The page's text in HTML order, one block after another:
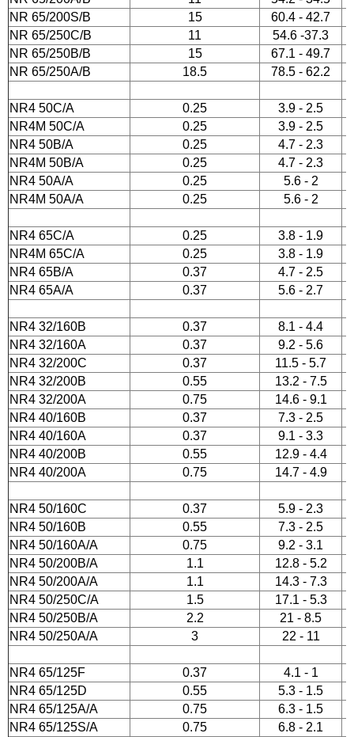
NR 65/200S/B
15
60.4 - 42.7
NR 65/250C/B
11
54.6 -37.3
NR 65/250B/B
15
67.1 - 49.7
NR 65/250A/B
18.5 78.5 - 62.2
NR4 50C/A 0.25
3.9 - 2.5
NR4M 50C/A
0.25
3.9 - 2.5
NR4 50B/A
0.25
4.7 - 2.3
NR4M 50B/A
0.25
4.7 - 2.3
NR4 50A/A
0.25
5.6 - 2
NR4M 50A/A
0.25 5.6 - 2
NR4 65C/A 0.25
3.8 - 1.9
NR4M 65C/A
0.25
3.8 - 1.9
NR4 65B/A
0.37
4.7 - 2.5
NR4 65A/A
0.37 5.6 - 2.7
NR4 32/160B 0.37
8.1 - 4.4
NR4 32/160A
0.37
9.2 - 5.6
NR4 32/200C
0.37
11.5 - 5.7
NR4 32/200B
0.55
13.2 - 7.5
NR4 32/200A
0.75
14.6 - 9.1
NR4 40/160B
0.37
7.3 - 2.5
NR4 40/160A
0.37
9.1 - 3.3
NR4 40/200B
0.55
12.9 - 4.4
NR4 40/200A
0.75 14.7 - 4.9
NR4 50/160C 0.37
5.9 - 2.3
NR4 50/160B
0.55
7.3 - 2.5
NR4 50/160A/A
0.75
9.2 - 3.1
NR4 50/200B/A
1.1
12.8 - 5.2
NR4 50/200A/A
1.1
14.3 - 7.3
NR4 50/250C/A
1.5
17.1 - 5.3
NR4 50/250B/A
2.2
21 - 8.5
NR4 50/250A/A
3 22 - 11
NR4 65/125F 0.37
4.1 - 1
NR4 65/125D
0.55
5.3 - 1.5
NR4 65/125A/A
0.75
6.3 - 1.5
NR4 65/125S/A
0.75
6.8 - 2.1